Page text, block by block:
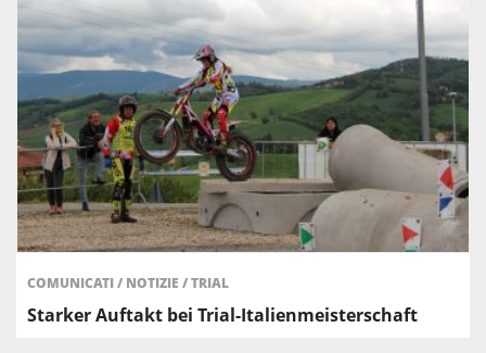
COMUNICATI/ NOTIZIE /TRIAL
Starker Auftakt bei Trial-Italienmeisterschaft